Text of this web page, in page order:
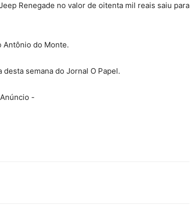
Renegade no valor de oitenta mil reais saiu para
Antônio do Monte.
semana do Jornal O Papel.
-